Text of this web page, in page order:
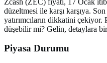
düzeltmesi ile karşı karşıya.
yatırımcıların dikkatini
düşebilir mi? Gelin, detaylara
Piyasa Durumu